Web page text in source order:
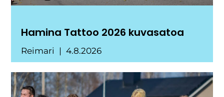
Hamina Tattoo 2026 kuvasatoa
Reimari 4.8.2026